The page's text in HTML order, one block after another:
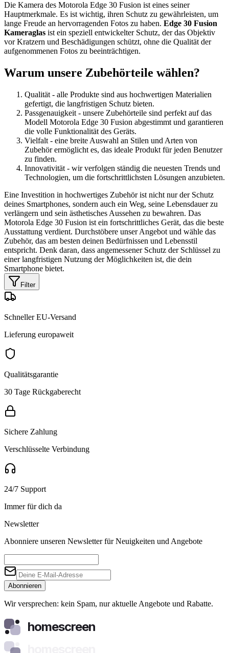
Die Kamera des Motorola Edge 30 Fusion ist eines seiner
Hauptmerkmale. Es ist wichtig, ihren Schutz zu gewährleisten, um
lange Freude an hervorragenden Fotos zu haben. Edge 30 Fusion
Kameraglas ist ein speziell entwickelter Schutz, der das Objektiv
vor Kratzern und Beschädigungen schützt, ohne die Qualität der
aufgenommenen Fotos zu beeinträchtigen.
Warum unsere Zubehörteile wählen?
Qualität - alle Produkte sind aus hochwertigen Materialien
gefertigt, die langfristigen Schutz bieten.
Passgenauigkeit - unsere Zubehörteile sind perfekt auf das
Modell Motorola Edge 30 Fusion abgestimmt und garantieren
die volle Funktionalität des Geräts.
Vielfalt - eine breite Auswahl an Stilen und Arten von
Zubehör ermöglicht es, das ideale Produkt für jeden Benutzer
zu finden.
Innovativität - wir verfolgen ständig die neuesten Trends und
Technologien, um die fortschrittlichsten Lösungen anzubieten.
Eine Investition in hochwertiges Zubehör ist nicht nur der Schutz
deines Smartphones, sondern auch ein Weg, seine Lebensdauer zu
verlängern und sein ästhetisches Aussehen zu bewahren. Das
Motorola Edge 30 Fusion ist ein fortschrittliches Gerät, das die beste
Ausstattung verdient. Durchstöbere unser Angebot und wähle das
Zubehör, das am besten deinen Bedürfnissen und Lebensstil
entspricht. Denk daran, dass angemessener Schutz der Schlüssel zu
einer langfristigen Nutzung der Möglichkeiten ist, die dein
Smartphone bietet.
Filter
Schneller EU-Versand
Lieferung europaweit
Qualitätsgarantie
30 Tage Rückgaberecht
Sichere Zahlung
Verschlüsselte Verbindung
24/7 Support
Immer für dich da
Newsletter
Abonniere unseren Newsletter für Neuigkeiten und Angebote
Abonnieren
Wir versprechen: kein Spam, nur aktuelle Angebote und Rabatte.
homescreen